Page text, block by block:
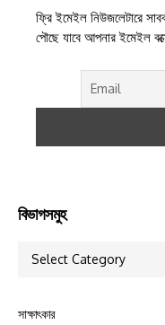
ফ্রি ইমেইল নিউজলেটারে
পৌছে যাবে আপনার ইমেইল
বিভাগসমুহ
সাক্ষাৎকার